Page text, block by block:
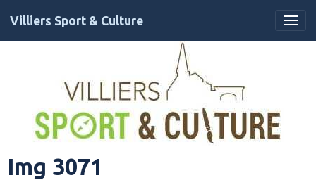
Villiers Sport & Culture
Img 3071